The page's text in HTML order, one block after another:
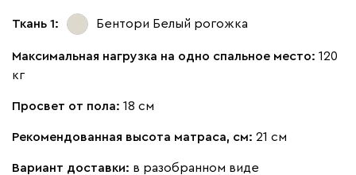
Букле
Ткань 1: Бентори Белый рогожка
Максимальная нагрузка на одно спальное место: 120
кг
Просвет от пола: 18 см
Рекомендованная высота матраса, см: 21 см
Вариант доставки: в разобранном виде